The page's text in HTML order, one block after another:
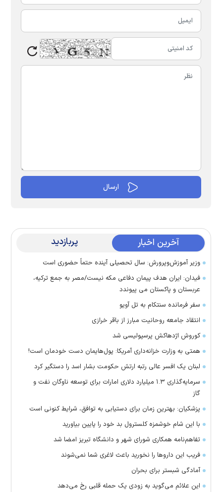
آخرین اخبار پربازدید
وزیر آموزش‌وپرورش: سال تحصیلی آینده حتماً حضوری است
فیدان: ایران هدف پیمان دفاعی مکه نیست/مصر به جمع ترکیه،
عربستان و پاکستان می پیوندد
سفر فرمانده سنتکام به تل آویو
انتقاد جامعه روحانیت مبارز از باقر خرازی
کوروش اژدهاکش پرسپولیسی شد
همتی به وزارت خزانه‌داری آمریکا: پول‌هایمان دست خودمان است!
لبنان یک افسر عالی رتبه ارتش حکومت بشار اسد را دستگیر کرد
سرمایه‌گذاری ۱.۳ میلیارد دلاری امارات برای توسعه ناوگان نفت و
گاز
پزشکیان: بهترین زمان برای دستیابی به توافق، شرایط کنونی است
با این شام خوشمزه کلسترول بد خود را پایین بیاورید
تفاهم‌نامه همکاری شورای شهر و دانشگاه تبریز امضا شد
فریب این دارو‌ها را نخورید باعث لاغری شما نمی‌شوند
آمادگی شبستر برای بحران
این علائم می‌گوید به زودی یک حمله قلبی رخ می‌دهد